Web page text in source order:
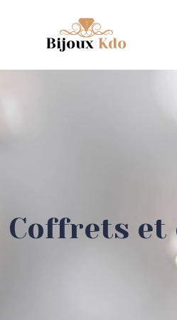
Coffrets et